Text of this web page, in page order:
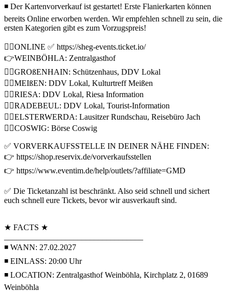
◾ Der Kartenvorverkauf ist gestartet! Erste Flanierkarten können
bereits Online erworben werden. Wir empfehlen schnell zu sein, die
ersten Kategorien gibt es zum Vorzugspreis!
👉🏼ONLINE ✅ https://sheg-events.ticket.io/
👉WEINBÖHLA: Zentralgasthof
👉🏼GROßENHAIN: Schützenhaus, DDV Lokal
👉🏼MEIßEN: DDV Lokal, Kulturtreff Meißen
👉🏼RIESA: DDV Lokal, Riesa Information
👉🏼RADEBEUL: DDV Lokal, Tourist-Information
👉🏼ELSTERWERDA: Lausitzer Rundschau, Reisebüro Jach
👉🏼COSWIG: Börse Coswig
✅ VORVERKAUFSSTELLE IN DEINER NÄHE FINDEN:
👉 https://shop.reservix.de/vorverkaufsstellen
👉 https://www.eventim.de/help/outlets/?affiliate=GMD
✅ Die Ticketanzahl ist beschränkt. Also seid schnell und sichert
euch schnell eure Tickets, bevor wir ausverkauft sind.
★ FACTS ★
◾ WANN: 27.02.2027
◾ EINLASS: 20:00 Uhr
◾ LOCATION: Zentralgasthof Weinböhla, Kirchplatz 2, 01689
Weinböhla